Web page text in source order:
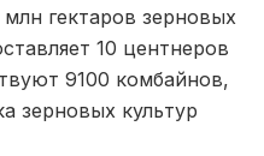
гектаров зерновых
10 центнеров
9100 комбайнов,
зерновых культур